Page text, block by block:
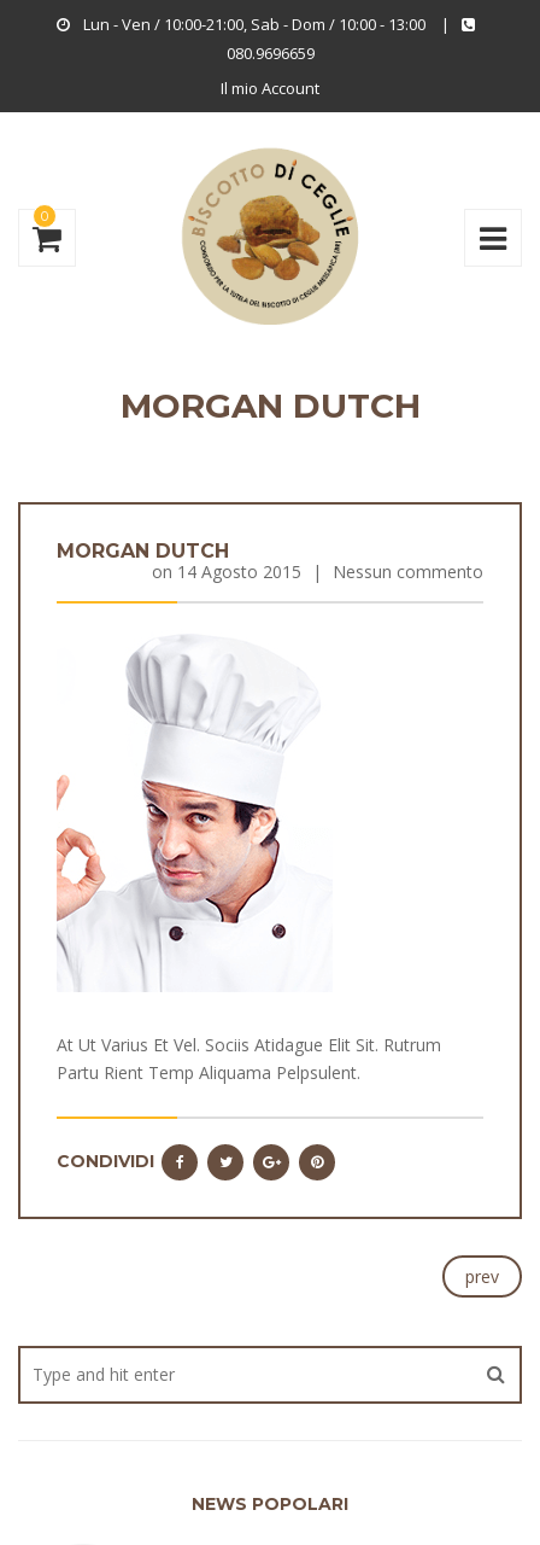
Lun - Ven / 10:00-21:00, Sab - Dom / 10:00 - 13:00
|
080.9696659
Il mio Account
0
MORGAN DUTCH
MORGAN DUTCH
on 14 Agosto 2015 | Nessun commento
At Ut Varius Et Vel. Sociis Atidague Elit Sit. Rutrum
Partu Rient Temp Aliquama Pelpsulent.
CONDIVIDI
prev
NEWS POPOLARI